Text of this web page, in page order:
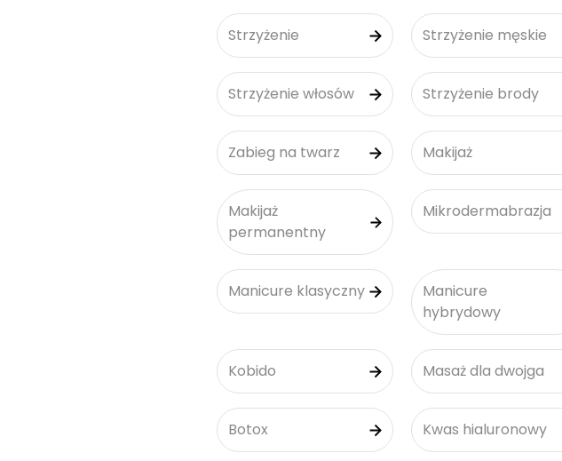
Strzyżenie Strzyżenie męskie
Strzyżenie włosów Strzyżenie brody
Zabieg na twarz Makijaż
Makijaż
permanentny
Mikrodermabrazja
Manicure klasyczny
Manicure
hybrydowy
Kobido Masaż dla dwojga
Botox Kwas hialuronowy